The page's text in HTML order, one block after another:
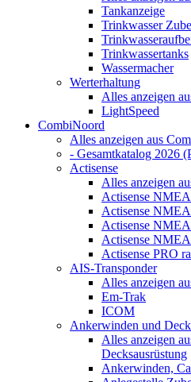
Tankanzeige
Trinkwasser
Trinkwassertanks
Wassermacher
Werterhaltung
Alles anzeigen
LightSpeed
CombiNoord
Alles anzeigen aus
- Gesamtkatalog 2026
Actisense
Alles anzeigen
Actisense
Actisense
Actisense
Actisense
Actisense PRO
AIS-Transponder
Alles anzeigen
Em-Trak
ICOM
Ankerwinden und
Alles anzeigen
Decksausrüstung
Ankerwinden,